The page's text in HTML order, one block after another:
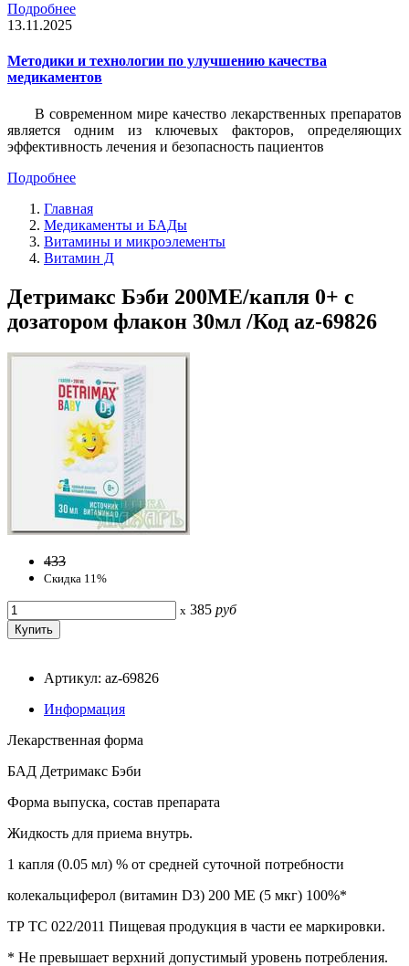
Подробнее
13.11.2025
Методики и технологии по улучшению качества
медикаментов
В современном мире качество лекарственных препаратов
является одним из ключевых факторов, определяющих
эффективность лечения и безопасность пациентов
Подробнее
Главная
Медикаменты и БАДы
Витамины и микроэлементы
Витамин Д
Детримакс Бэби 200МЕ/капля 0+ c
дозатором флакон 30мл /Код az-69826
433
Скидка 11%
x 385 руб
Артикул: az-69826
Информация
Лекарственная форма
БАД Детримакс Бэби
Форма выпуска, состав препарата
Жидкость для приема внутрь.
1 капля (0.05 мл) % от средней суточной потребности
колекальциферол (витамин D3) 200 МЕ (5 мкг) 100%*
ТР ТС 022/2011 Пищевая продукция в части ее маркировки.
* Не превышает верхний допустимый уровень потребления.